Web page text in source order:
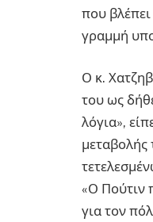
που
γραμμή
Ο κ.
του ως
λόγια»,
μεταβολής
«Ο Πούτιν
για τον